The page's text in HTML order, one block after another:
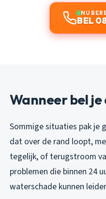
NU
BEL
Wanneer bel
Sommige situaties pak je
dat over de rand loopt,
tegelijk, of terugstroom
problemen die binnen 24
waterschade kunnen